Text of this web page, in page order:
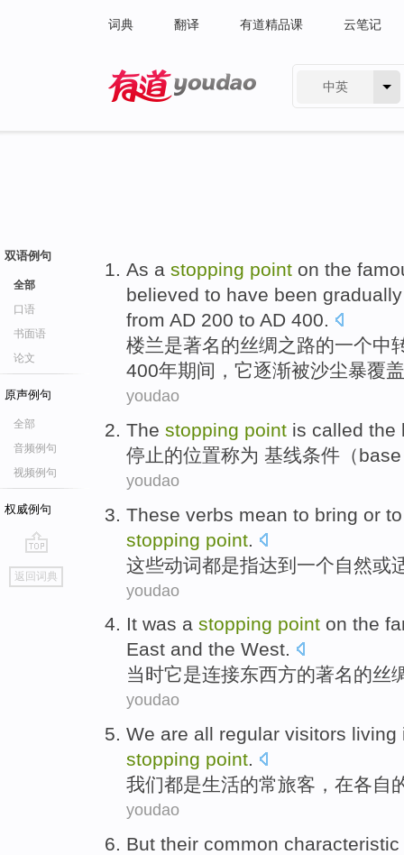
词典 翻译 有道精品课 云笔记
中英
双语例句
全部
口语
书面语
论文
原声例句
全部
音频例句
视频例句
权威例句
go
top
返回词典
As a stopping point on the
believed to have been gradually
from AD 200 to AD 400.
楼兰是著名的丝绸之路的一个中
400年期间，它逐渐被沙尘暴覆盖
youdao
The stopping point is called the
停止的位置称为 基线条件（base
youdao
These verbs mean to bring or
stopping point
这些动词都是指达到 一个自然或
youdao
It was a stopping point on the
East and the West.
当时它是连接东西方的著名的丝
youdao
We are all regular visitors living
stopping point.
我们都是生活的常旅客 ， 在各自
youdao
But their common characteristic